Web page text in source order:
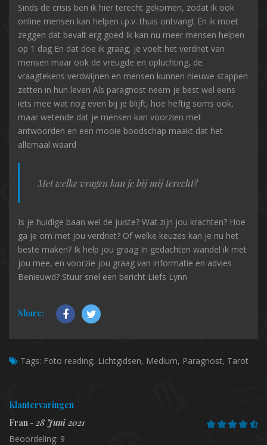
Sinds de crisis ben ik hier terecht gekomen, zodat ik ook
online mensen kan helpen i.p.v. thuis ontvangt En ik moet
zeggen dat bevalt erg goed Ik kan nu meer mensen helpen
op 1 dag En dat doe ik graag, je voelt het verdriet van
mensen maar ook de vreugde en opluchting, de
vraagtekens verdwijnen en mensen kunnen nieuwe stappen
zetten in hun leven Als paragnost neem je best wel eens
iets mee wat nog even bij je blijft, hoe heftig soms ook,
maar wetende dat je mensen kan voorzien met
antwoorden en een mooie boodschap maakt dat het
allemaal waard
Met welke vragen kan je bij mij terecht?
Is je huidige baan wel de juiste? Wat zijn jou krachten? Hoe
ga je om met jou verdriet? Of welke keuzes kan je nu het
beste maken? Ik help jou graag In gedachten wandel ik met
jou mee, en voorzie jou graag van informatie en advies
Benieuwd? Stuur snel een bericht Liefs Lynn
Share:
Tags: Foto reading, Lichtgidsen, Medium, Paragnost, Tarot
Klantervaringen
Fran - 28 Juni 2021
Beoordeling: 9